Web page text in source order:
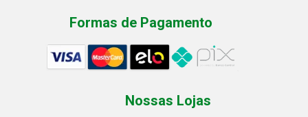
Formas de Pagamento
Nossas Lojas